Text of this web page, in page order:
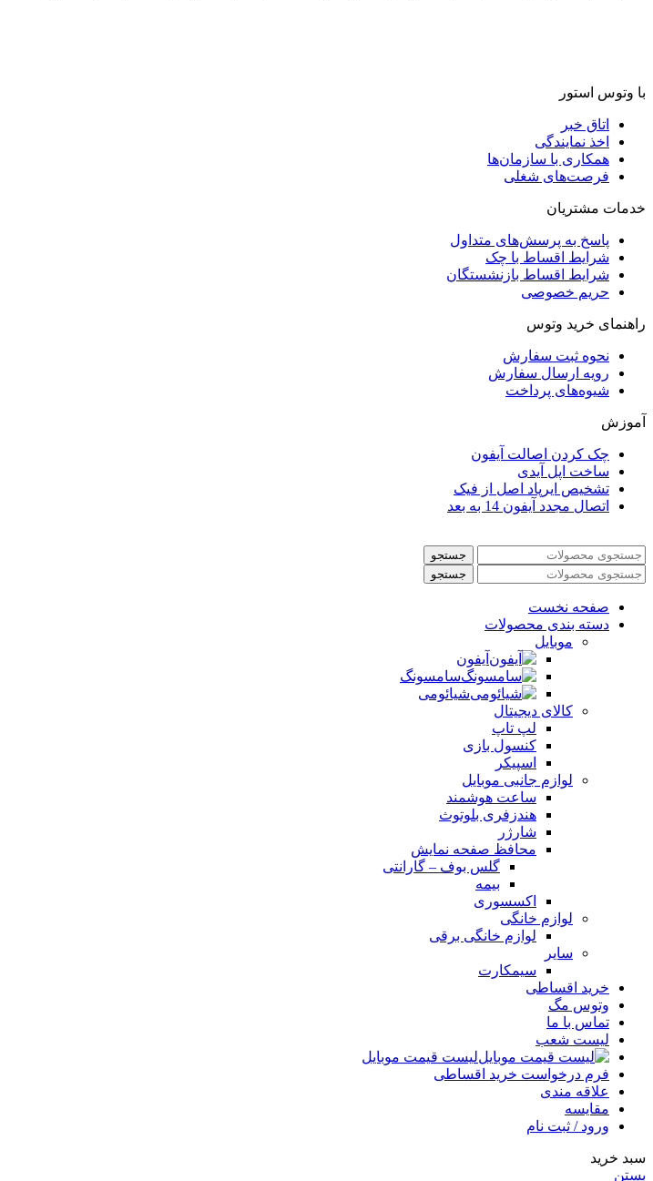
با وتوس استور
اتاق خبر
اخذ نمایندگی
همکاری با سازمان‌ها
فرصت‌های شغلی
خدمات مشتریان
پاسخ به پرسش‌های متداول
شرایط اقساط با چک
شرایط اقساط بازنشستگان
حریم خصوصی
راهنمای خرید وتوس
نحوه ثبت سفارش
رویه ارسال سفارش
شیوه‌های پرداخت
آموزش
چک کردن اصالت آیفون
ساخت اپل آیدی
تشخیص ایرپاد اصل از فیک
اتصال مجدد آیفون 14 به بعد
جستجو
جستجو
صفحه نخست
دسته بندی محصولات
موبایل
آیفون
سامسونگ
شیائومی
کالای دیجیتال
لپ تاپ
کنسول بازی
اسپیکر
لوازم جانبی موبایل
ساعت هوشمند
هندزفری بلوتوث
شارژر
محافظ صفحه نمایش
گلس بوف – گارانتی
بیمه
اکسسوری
لوازم خانگی
لوازم خانگی برقی
سایر
سیمکارت
خرید اقساطی
وتوس مگ
تماس با ما
لیست شعب
لیست قیمت موبایل
فرم درخواست خرید اقساطی
علاقه مندی
مقایسه
ورود / ثبت نام
سبد خرید
بستن